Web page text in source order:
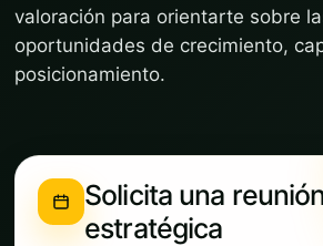
valoración para orientarte sobre
oportunidades de crecimiento,
posicionamiento.
Solicita una
estratégica